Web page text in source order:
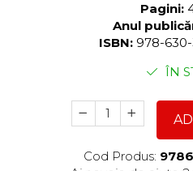
Pagini:
Anul
ISBN: 978-
ÎN
Cod Produs: